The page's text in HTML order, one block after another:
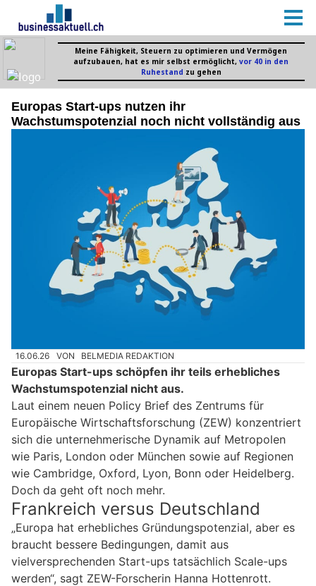
Europas Start-ups nutzen ihr
Wachstumspotenzial noch nicht vollständig aus
16.06.26 VON BELMEDIA REDAKTION
Europas Start-ups schöpfen ihr teils erhebliches
Wachstumspotenzial nicht aus.
Laut einem neuen Policy Brief des Zentrums für
Europäische Wirtschaftsforschung (ZEW) konzentriert
sich die unternehmerische Dynamik auf Metropolen
wie Paris, London oder München sowie auf Regionen
wie Cambridge, Oxford, Lyon, Bonn oder Heidelberg.
Doch da geht oft noch mehr.
Frankreich versus Deutschland
„Europa hat erhebliches Gründungspotenzial, aber es
braucht bessere Bedingungen, damit aus
vielversprechenden Start-ups tatsächlich Scale-ups
werden“, sagt ZEW-Forscherin Hanna Hottenrott.